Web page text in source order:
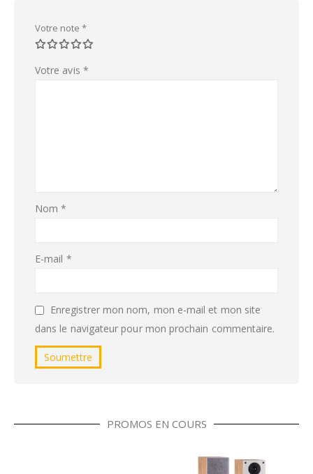
Votre note *
Votre avis *
Nom*
E-mail *
Enregistrer mon nom, mon e-mail et mon site
dans le navigateur pour mon prochain commentaire.
PROMOS EN COURS